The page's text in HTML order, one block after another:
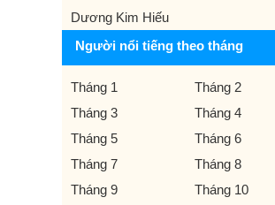
Dương Kim Hiếu
Người nổi tiếng theo tháng
Tháng 1
Tháng 2
Tháng 3
Tháng 4
Tháng 5
Tháng 6
Tháng 7
Tháng 8
Tháng 9
Tháng 10